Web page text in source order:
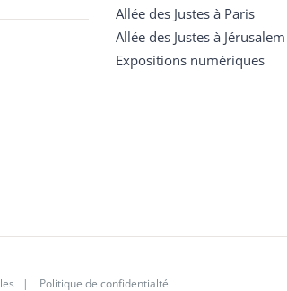
Allée des Justes à Paris
Allée des Justes à Jérusalem
Expositions numériques
| Politique de confidentialté